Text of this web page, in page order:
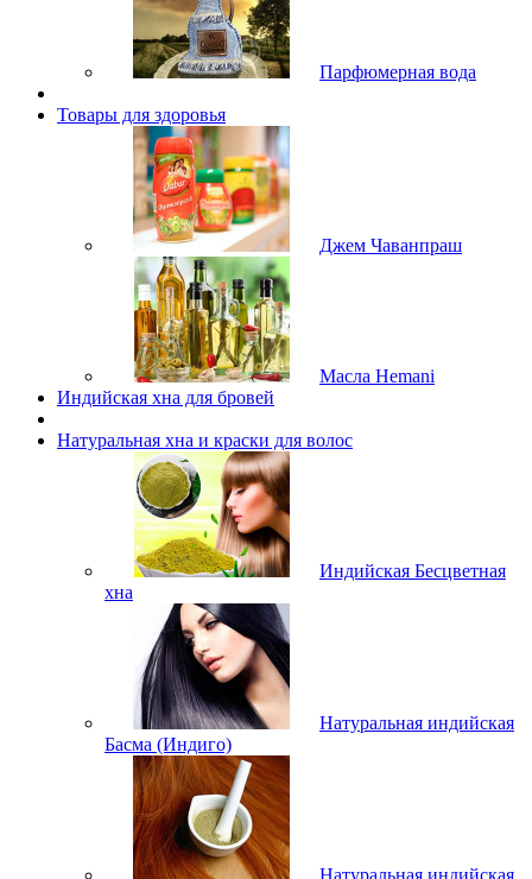
Парфюмерная вода
Товары для здоровья
Джем Чаванпраш
Масла Hemani
Индийская хна для бровей
Натуральная хна и краски для волос
Индийская Бесцветная
хна
Натуральная индийская
Басма (Индиго)
Натуральная индийская